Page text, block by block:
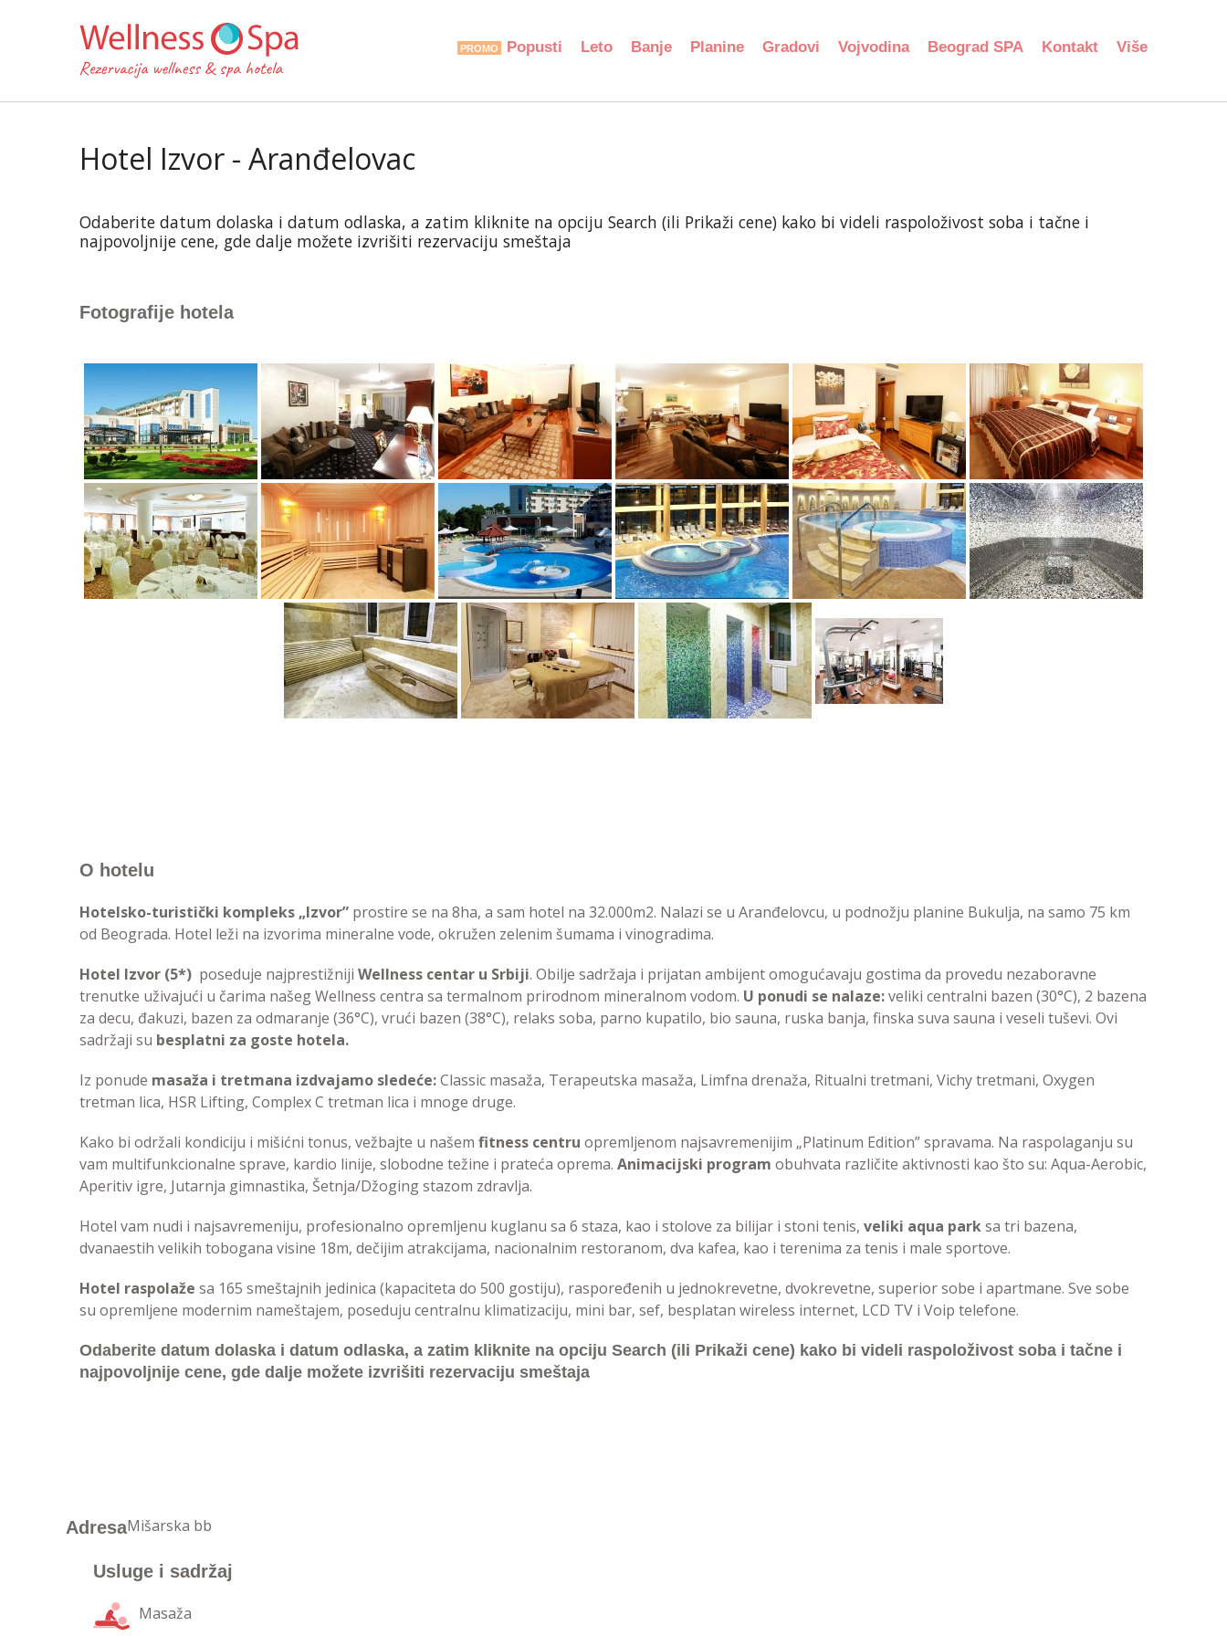
Popusti Leto Banje Planine Gradovi Vojvodina Beograd SPA Kontakt Više
Hotel Izvor - Aranđelovac
Odaberite datum dolaska i datum odlaska, a zatim kliknite na opciju Search (ili Prikaži cene) kako bi videli raspoloživost soba i tačne i
najpovoljnije cene, gde dalje možete izvrišiti rezervaciju smeštaja
Fotografije hotela
O hotelu
Hotelsko-turistički kompleks „Izvor” prostire se na 8ha, a sam hotel na 32.000m2. Nalazi se u Aranđelovcu, u podnožju planine Bukulja, na samo 75 km
od Beograda. Hotel leži na izvorima mineralne vode, okružen zelenim šumama i vinogradima.
Hotel Izvor (5*) poseduje najprestižniji Wellness centar u Srbiji. Obilje sadržaja i prijatan ambijent omogućavaju gostima da provedu nezaboravne
trenutke uživajući u čarima našeg Wellness centra sa termalnom prirodnom mineralnom vodom. U ponudi se nalaze:veliki centralni bazen (30°C), 2 bazena
za decu, đakuzi, bazen za odmaranje (36°C), vrući bazen (38°C), relaks soba, parno kupatilo, bio sauna, ruska banja, finska suva sauna i veseli tuševi. Ovi
sadržaji su besplatni za goste hotela.
Iz ponude masaža i tretmana izdvajamo sledeće:Classic masaža, Terapeutska masaža, Limfna drenaža, Ritualni tretmani, Vichy tretmani, Oxygen
tretman lica, HSR Lifting, Complex C tretman lica i mnoge druge.
Kako bi održali kondiciju i mišićni tonus, vežbajte u našem fitness centru opremljenom najsavremenijim „Platinum Edition” spravama. Na raspolaganju su
vam multifunkcionalne sprave, kardio linije, slobodne težine i prateća oprema. Animacijski program obuhvata različite aktivnosti kao što su: Aqua-Aerobic,
Aperitiv igre, Jutarnja gimnastika, Šetnja/Džoging stazom zdravlja.
Hotel vam nudi i najsavremeniju, profesionalno opremljenu kuglanu sa 6 staza, kao i stolove za bilijar i stoni tenis, veliki aqua parksa tri bazena,
dvanaestih velikih tobogana visine 18m, dečijim atrakcijama, nacionalnim restoranom, dva kafea, kao i terenima za tenis i male sportove.
Hotel raspolaže sa 165 smeštajnih jedinica (kapaciteta do 500 gostiju), raspoređenih u jednokrevetne, dvokrevetne, superior sobe i apartmane. Sve sobe
su opremljene modernim nameštajem, poseduju centralnu klimatizaciju, mini bar, sef, besplatan wireless internet, LCD TV i Voip telefone.
Odaberite datum dolaska i datum odlaska, a zatim kliknite na opciju Search (ili Prikaži cene) kako bi videli raspoloživost soba i tačne i
najpovoljnije cene, gde dalje možete izvrišiti rezervaciju smeštaja
AdresaMišarska bb
Usluge i sadržaj
Masaža